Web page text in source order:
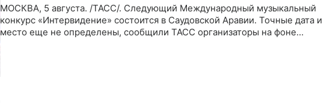
МОСКВА, 5 августа. /ТАСС/. Следующий Международный музыкальный
конкурс «Интервидение» состоится в Саудовской Аравии. Точные дата и
место еще не определены, сообщили ТАСС организаторы на фоне